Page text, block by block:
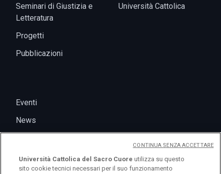
Seminari di Giustizia e
Letteratura
Progetti
Pubblicazioni
Università Cattolica
Eventi
News
Università Cattolica del Sacro Cuore utilizza su questo
sito cookie tecnici necessari per il suo funzionamento
CONTINUA SENZA ACCETTARE